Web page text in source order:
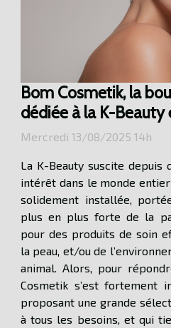
Bom Cosmetik, la
dédiée à la K-Beauty
Mercredi 13/08/2025 14h
La K-Beauty suscite depuis
intérêt dans le monde
solidement installée,
plus en plus forte de la
pour des produits de soin
la peau, et/ou de
animal. Alors, pour
Cosmetik s’est fortement
proposant une grande
à tous les besoins, et qui